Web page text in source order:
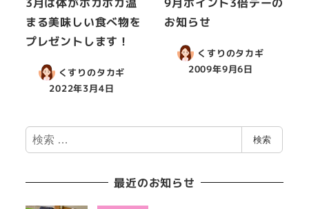
まる美味しい食べ物を
プレゼントします！
くすりのタカギ
2022年3月4日
お知らせ
くすりのタカギ
2009年9月6日
検
索
検索
最近のお知らせ